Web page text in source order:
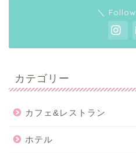
＼
カテゴリー
カフェ&レストラン
ホテル